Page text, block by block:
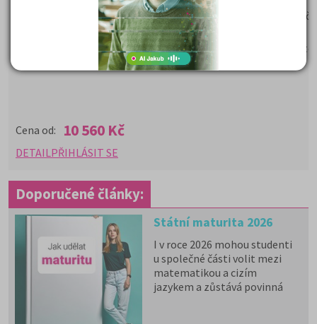
ZDARMA poštovné za zaslání knih z balíčku, v hodnotě 150 Kč
ZDARMA e-book „Dostanu se na práva“
ZDARMA program Garance v případě nepřijetí na VŠ v hodnotě
ZDARMA videonávod „Jak se dostat na práva“
Cena od: 10 560 Kč
DETAIL PŘIHLÁSIT SE
Doporučené články:
Státní maturita 2026
I v roce 2026 mohou studenti
u společné části volit mezi
matematikou a cizím
jazykem a zůstává povinná